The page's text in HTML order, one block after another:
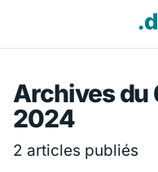
Archives du
2024
2 articles publiés